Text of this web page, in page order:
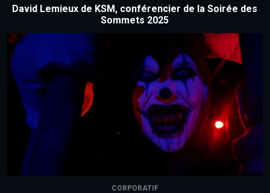
David Lemieux de KSM, conférencier de la Soirée des
Sommets 2025
CORPORATIF